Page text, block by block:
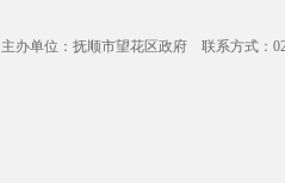
主办单位：抚顺市望花区政府 联系方式：